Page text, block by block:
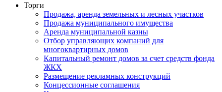
Торги
Продажа, аренда земельных и лесных участков
Продажа муниципального имущества
Аренда муниципальной казны
Отбор управляющих компаний для
многоквартирных домов
Капитальный ремонт домов за счет средств фонда
ЖКХ
Размещение рекламных конструкций
Концессионные соглашения